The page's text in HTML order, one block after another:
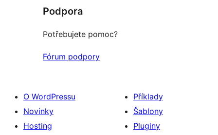
Podpora
Potřebujete pomoc?
Fórum podpory
O WordPressu
Novinky
Hosting
Příklady
Šablony
Pluginy